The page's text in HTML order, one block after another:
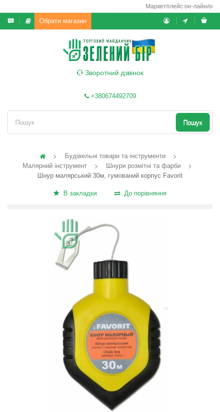
Маркетплейс он-лайн/
Обрати магазин
Зворотний дзвінок
+380674492709
Пошук
Будівельні товари та інструменти
Малярний інструмент
Шнури розмітні та фарби
Шнур малярський 30м, гумований корпус Favorit
В закладки До порівняння